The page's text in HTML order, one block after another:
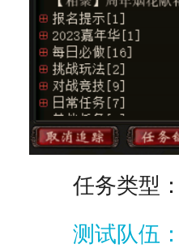
任务类型：
测试队伍